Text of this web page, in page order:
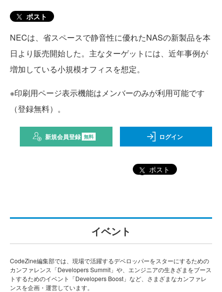
ポスト
NECは、省スペースで静音性に優れたNASの新製品を本
日より販売開始した。主なターゲットには、近年事例が
増加している小規模オフィスを想定。
※印刷用ページ表示機能はメンバーのみが利用可能です
（登録無料）。
新規会員登録 無料 ログイン
ポスト
イベント
CodeZine編集部では、現場で活躍するデベロッパーをスターにするための
カンファレンス「Developers Summit」や、エンジニアの生きざまをブース
トするためのイベント「Developers Boost」など、さまざまなカンファレ
ンスを企画・運営しています。